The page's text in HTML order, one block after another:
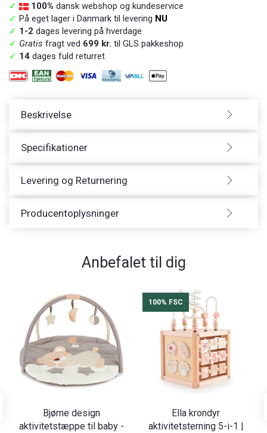
✓ 100% dansk webshop og kundeservice
✓ På eget lager i Danmark til levering NU
✓ 1-2 dages levering på hverdage
✓ Gratis fragt ved 699 kr. til GLS pakkeshop
✓ 14 dages fuld returret
Beskrivelse
Specifikationer
Levering og Returnering
Producentoplysninger
Anbefalet til dig
Bjørne design
aktivitetstæppe til baby -
100% FSC
Ella krondyr
aktivitetsterning 5-i-1 |